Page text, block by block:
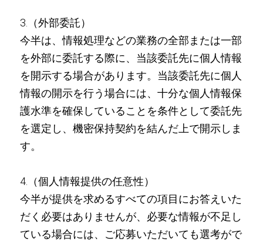
3.（外部委託）
今半は、情報処理などの業務の全部または一部
を外部に委託する際に、当該委託先に個人情報
を開示する場合があります。当該委託先に個人
情報の開示を行う場合には、十分な個人情報保
護水準を確保していることを条件として委託先
を選定し、機密保持契約を結んだ上で開示しま
す。
4.（個人情報提供の任意性）
今半が提供を求めるすべての項目にお答えいた
だく必要はありませんが、必要な情報が不足し
ている場合には、ご応募いただいても選考がで